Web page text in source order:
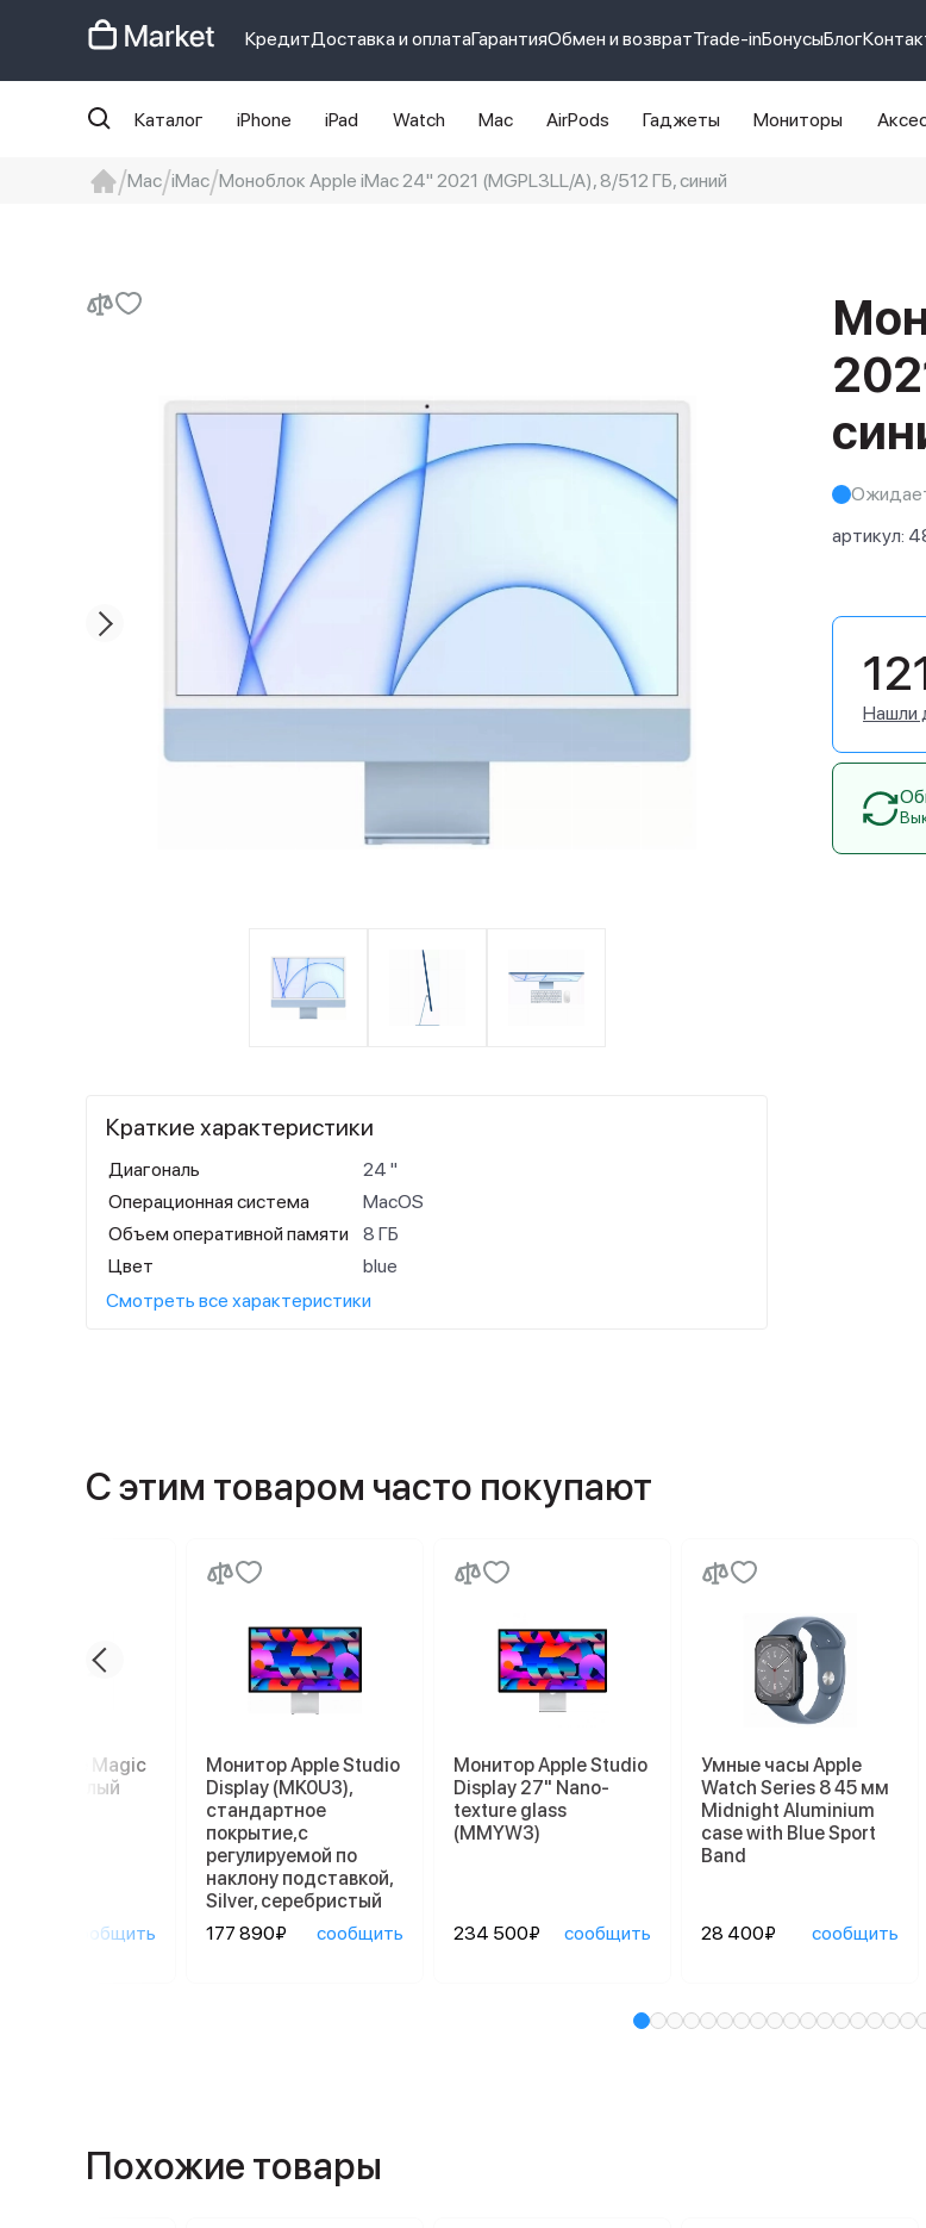
КредитДоставка и оплатаГарантияОбмен и возвратTrade-inБонусыБлог
Каталог iPhone iPad Watch Mac AirPods Гаджеты Мониторы
Mac iMac Моноблок Apple iMac 24" 2021 (MGPL3LL/A), 8/512 ГБ, синий
артикул:
Краткие характеристики
Диагональ
24 "
Операционная система
MacOS
Объем оперативной памяти
8 ГБ
Цвет
blue
Смотреть все характеристики
Нашли
С этим товаром часто покупают
Apple Magic
2, белый
сообщить
Монитор Apple Studio
Display (MK0U3),
стандартное
покрытие,с
регулируемой по
наклону подставкой,
Silver, серебристый
177 890₽
сообщить
Монитор Apple Studio
Display 27" Nano-
texture glass
(MMYW3)
234 500₽ сообщить
Умные часы Apple
Watch Series 8 45 мм
Midnight Aluminium
case with Blue Sport
Band
28 400₽ сообщить
Похожие товары